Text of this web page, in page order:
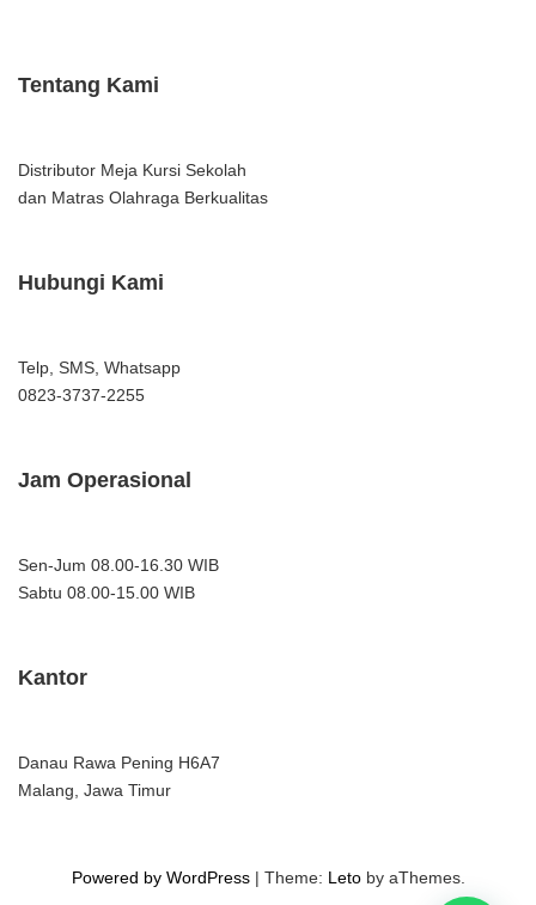
Tentang Kami
Distributor Meja Kursi Sekolah
dan Matras Olahraga Berkualitas
Hubungi Kami
Telp, SMS, Whatsapp
0823-3737-2255
Jam Operasional
Sen-Jum 08.00-16.30 WIB
Sabtu 08.00-15.00 WIB
Kantor
Danau Rawa Pening H6A7
Malang, Jawa Timur
Powered by WordPress | Theme: Letoby aThemes.